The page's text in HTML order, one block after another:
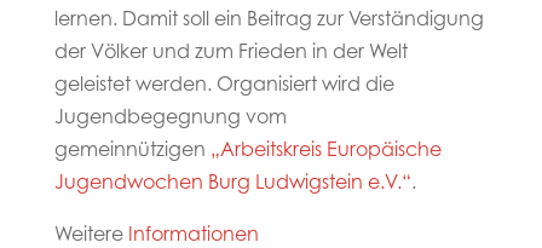
lernen. Damit soll ein Beitrag zur Verständigung
der Völker und zum Frieden in der Welt
geleistet werden. Organisiert wird die
Jugendbegegnung vom
gemeinnützigen „Arbeitskreis Europäische
Jugendwochen Burg Ludwigstein e.V.“.
Weitere Informationen